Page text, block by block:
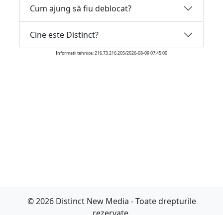
Cum ajung să fiu deblocat?
Cine este Distinct?
Informatii tehnice: 216.73.216.205/2026-08-09 07:45:00
© 2026 Distinct New Media - Toate drepturile